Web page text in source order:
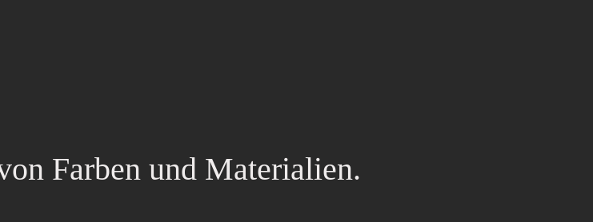
Farben und Materialien.